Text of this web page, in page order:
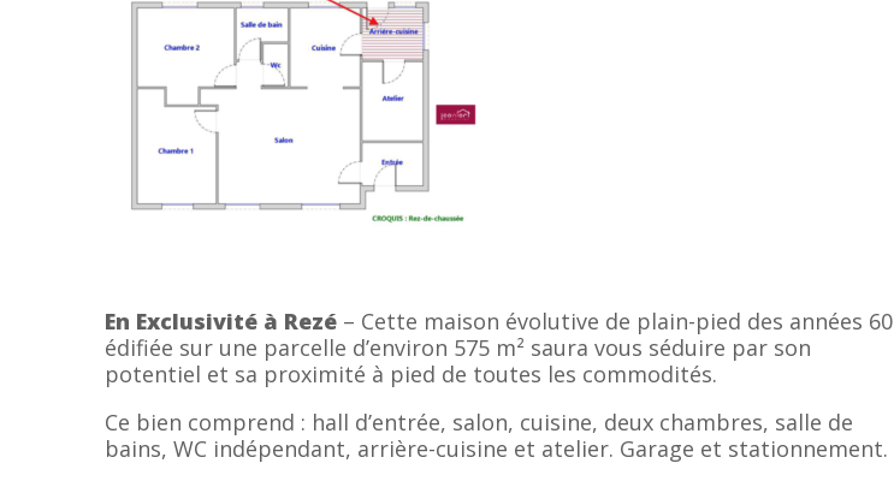
En Exclusivité à Rezé – Cette maison évolutive de plain-pied des années 60
édifiée sur une parcelle d’environ 575 m² saura vous séduire par son
potentiel et sa proximité à pied de toutes les commodités.
Ce bien comprend : hall d’entrée, salon, cuisine, deux chambres, salle de
bains, WC indépendant, arrière-cuisine et atelier. Garage et stationnement.